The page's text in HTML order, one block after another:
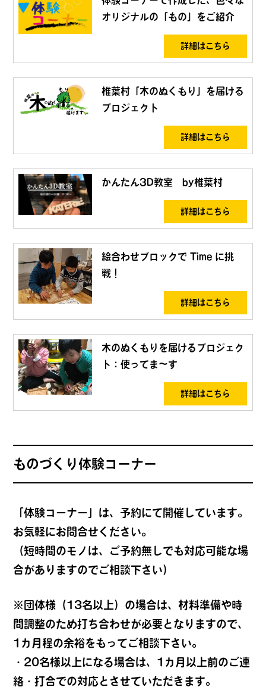
オリジナルの「もの」をご紹介
詳細はこちら
椎葉村「木のぬくもり」を届ける
プロジェクト
詳細はこちら
かんたん3D教室 by椎葉村
詳細はこちら
絵合わせブロックで Time に挑
戦！
詳細はこちら
木のぬくもりを届けるプロジェク
ト：使ってま～す
詳細はこちら
ものづくり体験コーナー
「体験コーナー」は、予約にて開催しています。
お気軽にお問合せください。
（短時間のモノは、ご予約無しでも対応可能な場
合がありますのでご相談下さい）
※団体様（13名以上）の場合は、材料準備や時
間調整のため打ち合わせが必要となりますので、
1カ月程の余裕をもってご相談下さい。
・20名様以上になる場合は、1カ月以上前のご連
絡・打合での対応とさせていただきます。